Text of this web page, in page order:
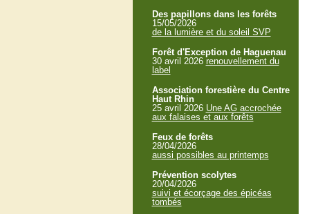
Des papillons dans les forêts
15/05/2026
de la lumière et du soleil SVP
Forêt d'Exception de Haguenau
30 avril 2026 renouvellement du
label
Association forestière du Centre
Haut Rhin
25 avril 2026 Une AG accrochée
aux falaises et aux forêts
Feux de forêts
28/04/2026
aussi possibles au printemps
Prévention scolytes
20/04/2026
suivi et écorçage des épicéas
tombés